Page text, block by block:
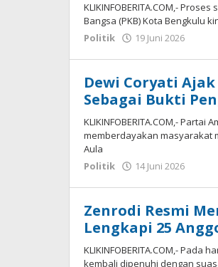
KLIKINFOBERITA.COM,-
Bangsa (PKB) Kota Bengkulu
Politik
19 Juni 2026
Dewi Coryati
Sebagai Bukti
KLIKINFOBERITA.COM,-
memberdayakan masyarakat
Aula
Politik
14 Juni 2026
Zenrodi Resmi
Lengkapi 25
KLIKINFOBERITA.COM,- Pada
kembali dipenuhi dengan